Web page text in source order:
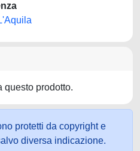
questo prodotto.
protetti da copyright e
diversa indicazione.